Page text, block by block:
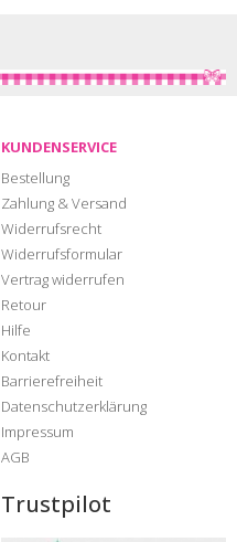
KUNDENSERVICE
Bestellung
Zahlung & Versand
Widerrufsrecht
Widerrufsformular
Vertrag widerrufen
Retour
Hilfe
Kontakt
Barrierefreiheit
Datenschutzerklärung
Impressum
AGB
Trustpilot